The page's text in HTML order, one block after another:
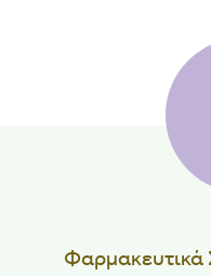
Φαρμακευτικά